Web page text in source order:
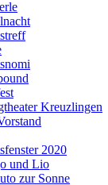
Kreuzlingen
2020
und Lio
zur Sonne